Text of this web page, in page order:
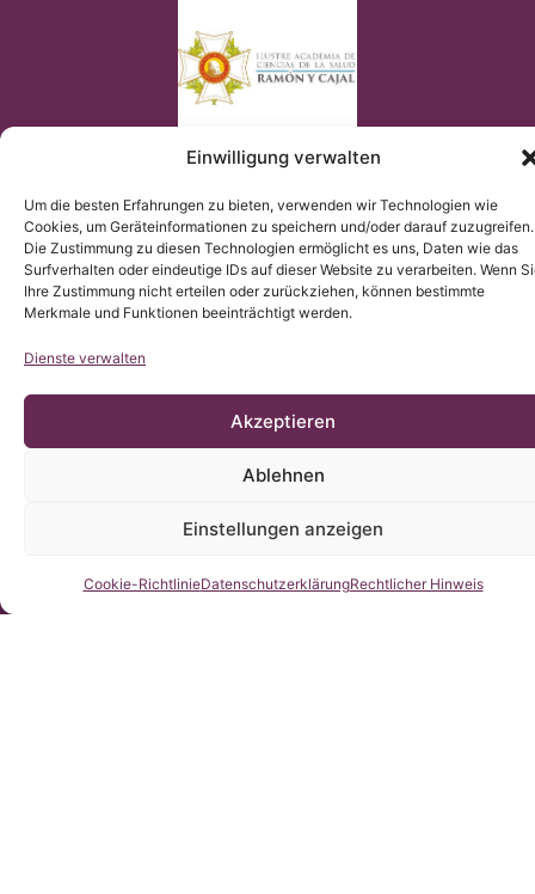
Einwilligung verwalten
Um die besten Erfahrungen zu bieten, verwenden wir Technologien wie
Cookies, um Geräteinformationen zu speichern und/oder darauf zuzugreifen.
Die Zustimmung zu diesen Technologien ermöglicht es uns, Daten wie das
Surfverhalten oder eindeutige IDs auf dieser Website zu verarbeiten. Wenn
Ihre Zustimmung nicht erteilen oder zurückziehen, können bestimmte
Merkmale und Funktionen beeinträchtigt werden.
Dienste verwalten
Akzeptieren
Ablehnen
Einstellungen anzeigen
Cookie-RichtlinieDatenschutzerklärungRechtlicher Hinweis
© Copyright Institut Chiari 2025
Das Institut Chiari & Siringomielia & Escoliosis de Barcelona
(ICSEB) erfüllt die EU Verordnung 2016/679 (DSGVO).
Der Inhalt dieser Webseite ist eine nicht-offizielle Übersetzung
der Originalinhaltes der spanischen Webseite; das Institut
Chiari & Siringomielia & Escoliosis de Barcelona stellt die
besseres Verständnis zu ermöglichen.
Kontaktieren Sie uns